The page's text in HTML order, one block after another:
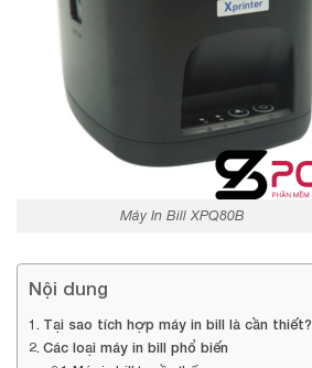
Máy In Bill XPQ80B
Nội dung
Tại sao tích hợp máy in bill là cần thiết?
Các loại máy in bill phổ biến